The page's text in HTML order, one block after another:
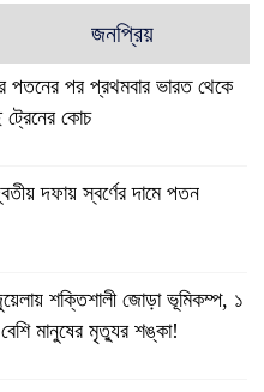
জনপ্রিয়
পতনের পর প্রথমবার ভারত থেকে
কোচ
দফায় স্বর্ণের দামে পতন
শক্তিশালী জোড়া ভূমিকম্প, ১
মানুষের মৃত্যুর শঙ্কা!